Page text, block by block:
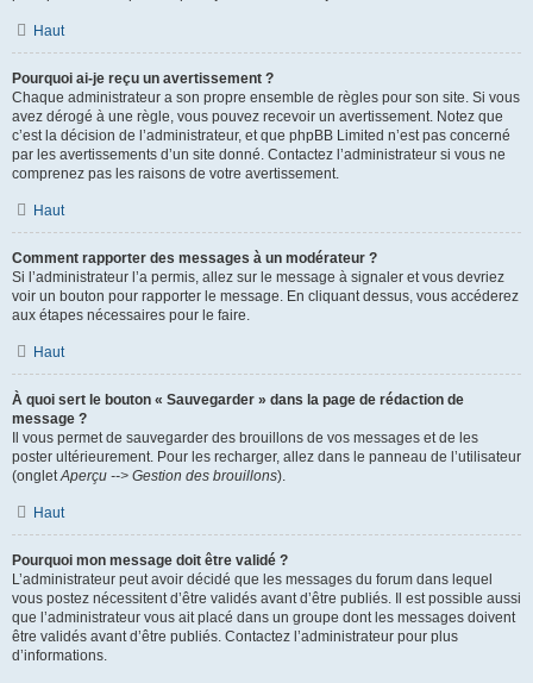
Haut
Pourquoi ai-je reçu un avertissement ?
Chaque administrateur a son propre ensemble de règles pour son site. Si vous
avez dérogé à une règle, vous pouvez recevoir un avertissement. Notez que
c’est la décision de l’administrateur, et que phpBB Limited n’est pas concerné
par les avertissements d’un site donné. Contactez l’administrateur si vous ne
comprenez pas les raisons de votre avertissement.
Haut
Comment rapporter des messages à un modérateur ?
Si l’administrateur l’a permis, allez sur le message à signaler et vous devriez
voir un bouton pour rapporter le message. En cliquant dessus, vous accéderez
aux étapes nécessaires pour le faire.
Haut
À quoi sert le bouton « Sauvegarder » dans la page de rédaction de
message ?
Il vous permet de sauvegarder des brouillons de vos messages et de les
poster ultérieurement. Pour les recharger, allez dans le panneau de l’utilisateur
(ongletAperçu --> Gestion des brouillons).
Haut
Pourquoi mon message doit être validé ?
L’administrateur peut avoir décidé que les messages du forum dans lequel
vous postez nécessitent d’être validés avant d’être publiés. Il est possible aussi
que l’administrateur vous ait placé dans un groupe dont les messages doivent
être validés avant d’être publiés. Contactez l’administrateur pour plus
d’informations.